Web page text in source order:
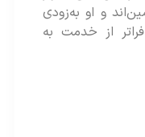
و او به‌زودی
از خدمت به